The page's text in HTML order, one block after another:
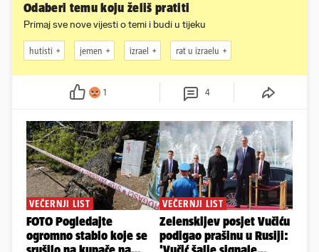
Odaberi temu koju želiš pratiti
Primaj sve nove vijesti o temi i budi u tijeku
hutisti jemen izrael rat u izraelu
1 4